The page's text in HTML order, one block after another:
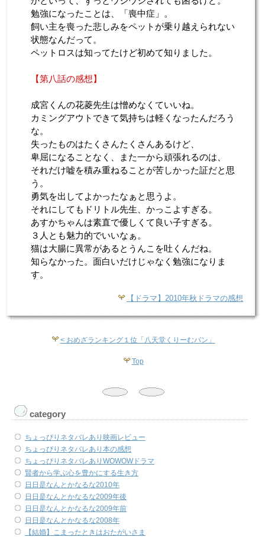
勉強になったことは、「喪中症」。
飼い主を喪った悲しみをペットが乗り越えられない
状態なんだって。
ペットロスは知ってたけど初めて知りました。
【第八話の感想】
成宮くんの花菱先生は憎めなくていいね。
カミングアウトできて気持ちは軽くなったんだろう
な。
失ったものはたくさんたくさんあるけど、
卑屈になることなく、また一から頑張れるのは、
それだけ嘘を積み重ねることが苦しかった証だと思
う。
勇気を出してよかったなぁと思うよ。
それにしてもドリトル先生、かっこよすぎる。
あすかちゃんは素直で優しくて良い子すぎる。
３人とも魅力的でいいなぁ。
猫は大腸に異常があるとうんこを吐くんだね。
知らなかった。面白いだけじゃなく勉強になりま
す。
【ドラマ】2010年秋ドラマの感想
< おめざランキング１位「八天堂くりーむパン」
Top
category
ちょっぴりネタバレあり映画レビュー
ちょっぴりネタバレあり本の感想
ちょっぴりネタバレありWOWOWドラマ
賢者から学ぶ心を豊かにする生き方
日日是なんとかなるな2010年
日日是なんとかなるな2009年後
日日是なんとかなるな2009年前
日日是なんとかなるな2008年
【結婚】こまったときはおたがいさま